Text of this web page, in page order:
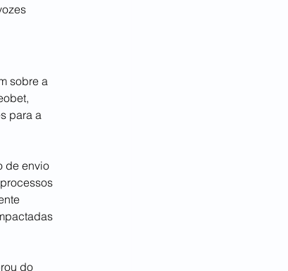
sobre a
para a
de envio
do